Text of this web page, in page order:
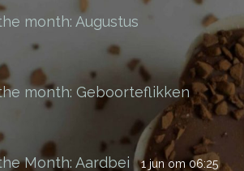
month: Augustus
month: Geboorteflikken
Month: Aardbei 1 jun om 06:25